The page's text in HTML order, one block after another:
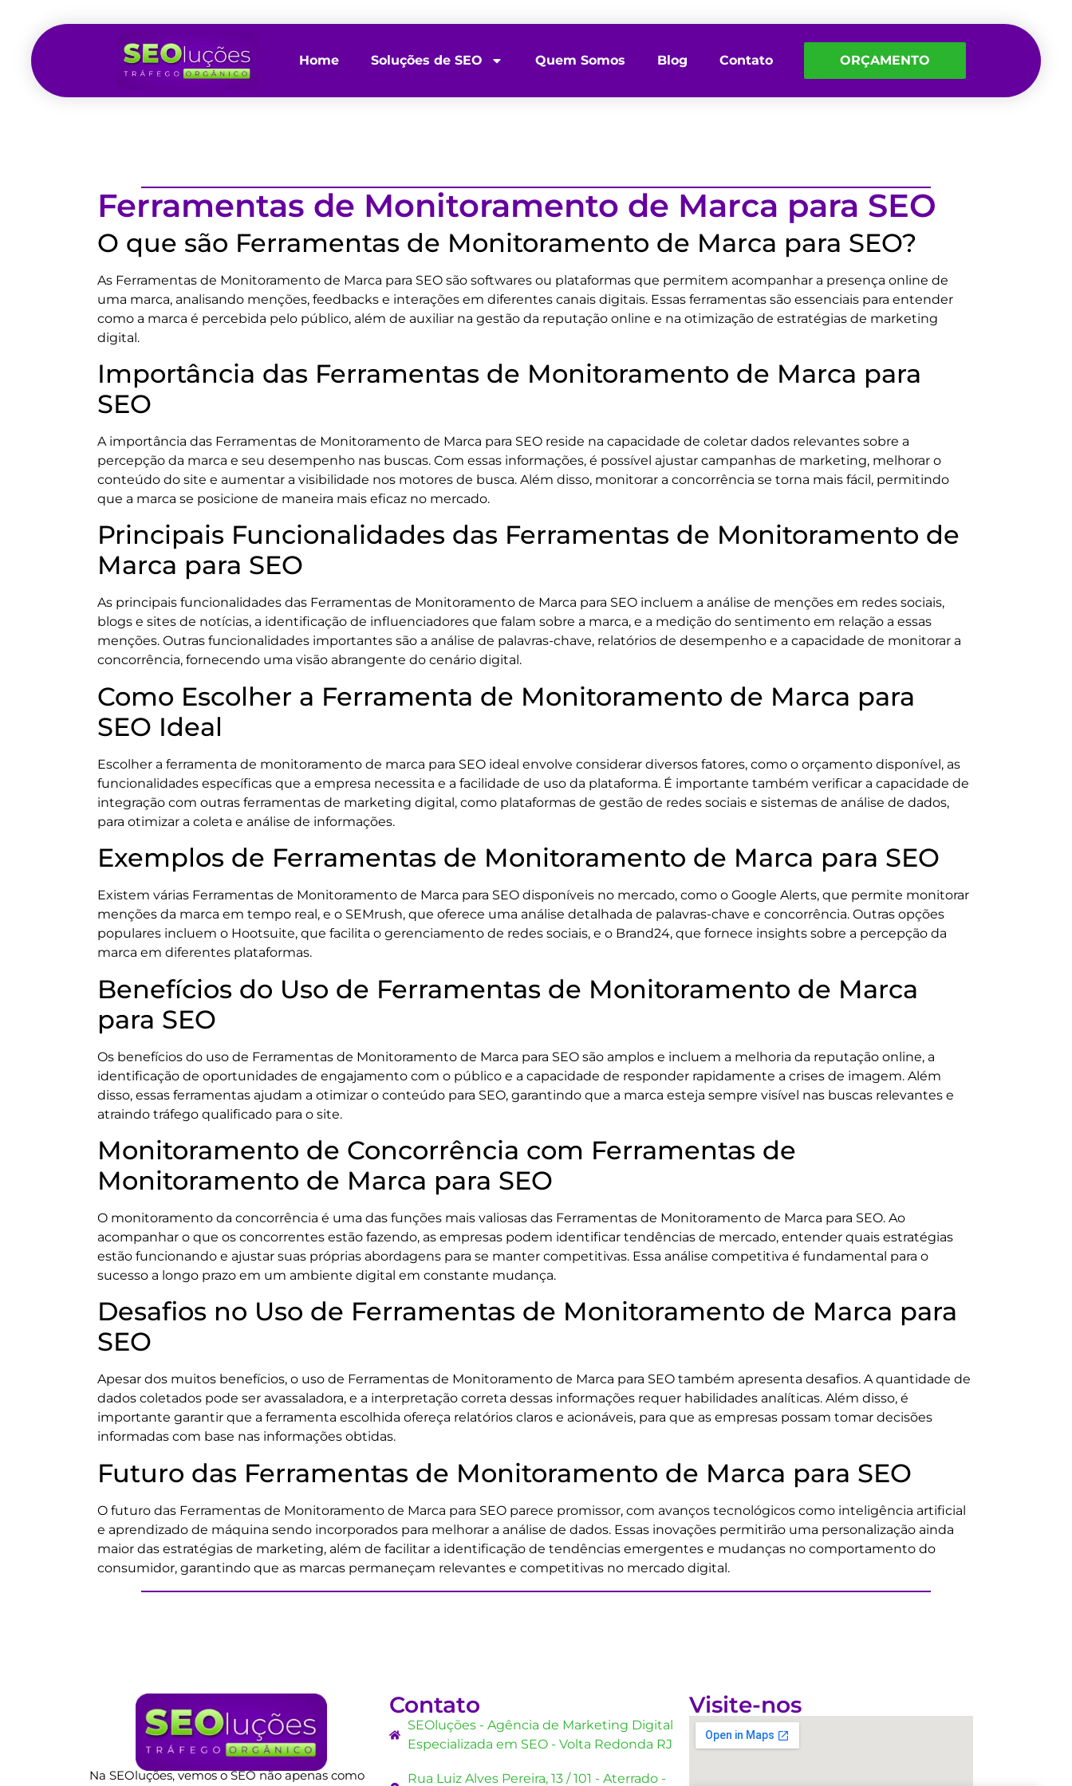
Home Soluções de SEO Quem Somos Blog Contato ORÇAMENTO
Ferramentas de Monitoramento de Marca para SEO
O que são Ferramentas de Monitoramento de Marca para SEO?
As Ferramentas de Monitoramento de Marca para SEO são softwares ou plataformas que permitem acompanhar a presença online de
uma marca, analisando menções, feedbacks e interações em diferentes canais digitais. Essas ferramentas são essenciais para entender
como a marca é percebida pelo público, além de auxiliar na gestão da reputação online e na otimização de estratégias de marketing
digital.
Importância das Ferramentas de Monitoramento de Marca para
SEO
A importância das Ferramentas de Monitoramento de Marca para SEO reside na capacidade de coletar dados relevantes sobre a
percepção da marca e seu desempenho nas buscas. Com essas informações, é possível ajustar campanhas de marketing, melhorar o
conteúdo do site e aumentar a visibilidade nos motores de busca. Além disso, monitorar a concorrência se torna mais fácil, permitindo
que a marca se posicione de maneira mais eficaz no mercado.
Principais Funcionalidades das Ferramentas de Monitoramento de
Marca para SEO
As principais funcionalidades das Ferramentas de Monitoramento de Marca para SEO incluem a análise de menções em redes sociais,
blogs e sites de notícias, a identificação de influenciadores que falam sobre a marca, e a medição do sentimento em relação a essas
menções. Outras funcionalidades importantes são a análise de palavras-chave, relatórios de desempenho e a capacidade de monitorar a
concorrência, fornecendo uma visão abrangente do cenário digital.
Como Escolher a Ferramenta de Monitoramento de Marca para
SEO Ideal
Escolher a ferramenta de monitoramento de marca para SEO ideal envolve considerar diversos fatores, como o orçamento disponível, as
funcionalidades específicas que a empresa necessita e a facilidade de uso da plataforma. É importante também verificar a capacidade de
integração com outras ferramentas de marketing digital, como plataformas de gestão de redes sociais e sistemas de análise de dados,
para otimizar a coleta e análise de informações.
Exemplos de Ferramentas de Monitoramento de Marca para SEO
Existem várias Ferramentas de Monitoramento de Marca para SEO disponíveis no mercado, como o Google Alerts, que permite monitorar
menções da marca em tempo real, e o SEMrush, que oferece uma análise detalhada de palavras-chave e concorrência. Outras opções
populares incluem o Hootsuite, que facilita o gerenciamento de redes sociais, e o Brand24, que fornece insights sobre a percepção da
marca em diferentes plataformas.
Benefícios do Uso de Ferramentas de Monitoramento de Marca
para SEO
Os benefícios do uso de Ferramentas de Monitoramento de Marca para SEO são amplos e incluem a melhoria da reputação online, a
identificação de oportunidades de engajamento com o público e a capacidade de responder rapidamente a crises de imagem. Além
disso, essas ferramentas ajudam a otimizar o conteúdo para SEO, garantindo que a marca esteja sempre visível nas buscas relevantes e
atraindo tráfego qualificado para o site.
Monitoramento de Concorrência com Ferramentas de
Monitoramento de Marca para SEO
O monitoramento da concorrência é uma das funções mais valiosas das Ferramentas de Monitoramento de Marca para SEO. Ao
acompanhar o que os concorrentes estão fazendo, as empresas podem identificar tendências de mercado, entender quais estratégias
estão funcionando e ajustar suas próprias abordagens para se manter competitivas. Essa análise competitiva é fundamental para o
sucesso a longo prazo em um ambiente digital em constante mudança.
Desafios no Uso de Ferramentas de Monitoramento de Marca para
SEO
Apesar dos muitos benefícios, o uso de Ferramentas de Monitoramento de Marca para SEO também apresenta desafios. A quantidade de
dados coletados pode ser avassaladora, e a interpretação correta dessas informações requer habilidades analíticas. Além disso, é
importante garantir que a ferramenta escolhida ofereça relatórios claros e acionáveis, para que as empresas possam tomar decisões
informadas com base nas informações obtidas.
Futuro das Ferramentas de Monitoramento de Marca para SEO
O futuro das Ferramentas de Monitoramento de Marca para SEO parece promissor, com avanços tecnológicos como inteligência artificial
e aprendizado de máquina sendo incorporados para melhorar a análise de dados. Essas inovações permitirão uma personalização ainda
maior das estratégias de marketing, além de facilitar a identificação de tendências emergentes e mudanças no comportamento do
consumidor, garantindo que as marcas permaneçam relevantes e competitivas no mercado digital.
Na SEOluções, vemos o SEO não apenas como
Contato
SEOluções - Agência de Marketing Digital
Especializada em SEO - Volta Redonda RJ
Rua Luiz Alves Pereira, 13 / 101 - Aterrado -
Visite-nos